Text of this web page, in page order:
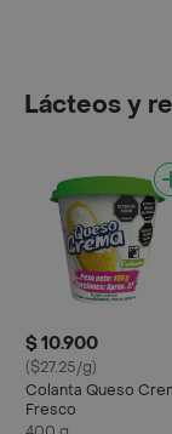
Lácteos y
$ 10.900
($27.25/g)
Colanta Queso
Fresco